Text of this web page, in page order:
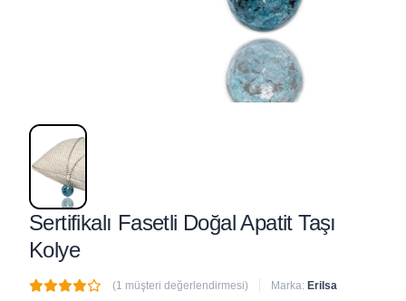
Sertifikalı Fasetli Doğal Apatit Taşı
Kolye
(1 müşteri değerlendirmesi) Marka: Erilsa